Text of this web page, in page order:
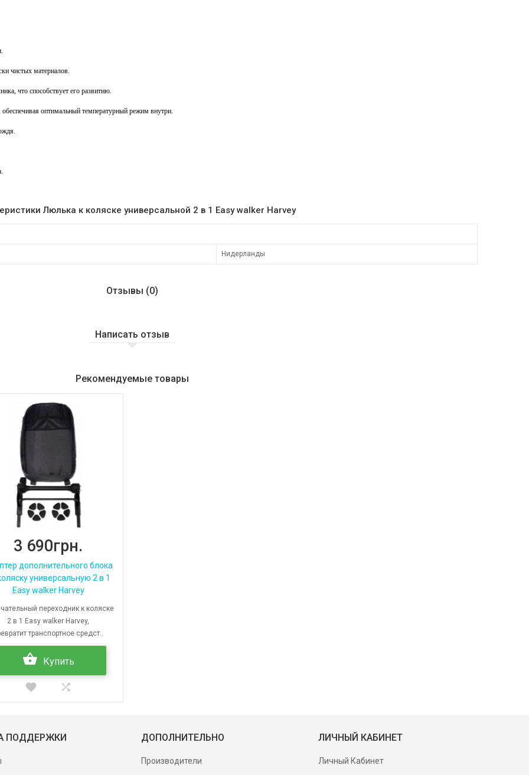
чистых материалов.
что способствует его развитию.
оптимальный температурный режим внутри.
Люлька к коляске универсальной 2 в 1 Easy walker Harvey
Нидерланды
Отзывы (0)
Написать отзыв
Рекомендуемые товары
3 690грн.
дополнительного блока
универсальную 2 в 1
Easy walker Harvey
переходник к коляске
2 в 1 Easy walker Harvey,
транспортное средст..
Купить
ПОДДЕРЖКИ ДОПОЛНИТЕЛЬНО
Производители
ЛИЧНЫЙ КАБИНЕТ
Личный Кабинет